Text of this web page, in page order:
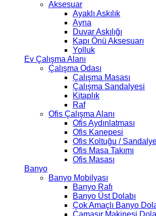
Aksesuar
Ayaklı Askılık
Ayna
Duvar Askılığı
Kapı Önü Aksesuarı
Yolluk
Ev Çalışma Alanı
Çalışma Odası
Çalışma Masası
Çalışma Sandalyesi
Kitaplık
Raf
Ofis Çalışma Alanı
Ofis Aydınlatması
Ofis Kanepesi
Ofis Koltuğu /
Ofis Masa Takımı
Ofis Masası
Banyo
Banyo Mobilyası
Banyo Rafı
Banyo Üst Dolabı
Çok Amaçlı Banyo
Çamaşır Makinesi